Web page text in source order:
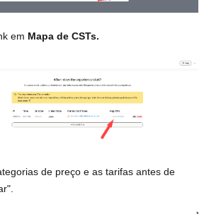
em Mapa de CSTs.
de preço e as tarifas antes de